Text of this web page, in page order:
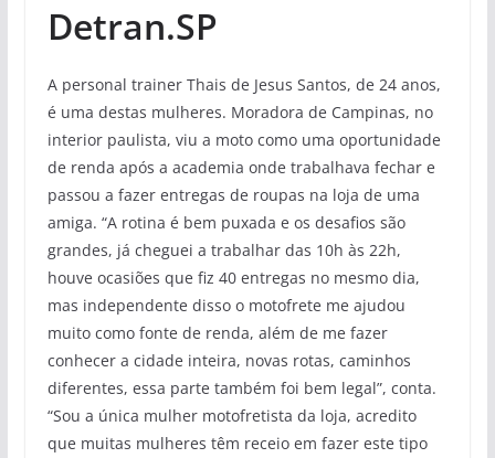
Detran.SP
A personal trainer Thais de Jesus Santos, de 24 anos,
é uma destas mulheres. Moradora de Campinas, no
interior paulista, viu a moto como uma oportunidade
de renda após a academia onde trabalhava fechar e
passou a fazer entregas de roupas na loja de uma
amiga. “A rotina é bem puxada e os desafios são
grandes, já cheguei a trabalhar das 10h às 22h,
houve ocasiões que fiz 40 entregas no mesmo dia,
mas independente disso o motofrete me ajudou
muito como fonte de renda, além de me fazer
conhecer a cidade inteira, novas rotas, caminhos
diferentes, essa parte também foi bem legal”, conta.
“Sou a única mulher motofretista da loja, acredito
que muitas mulheres têm receio em fazer este tipo